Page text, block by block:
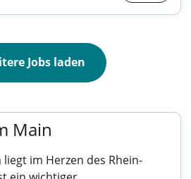
Jobs laden
Main
im Herzen des Rhein-